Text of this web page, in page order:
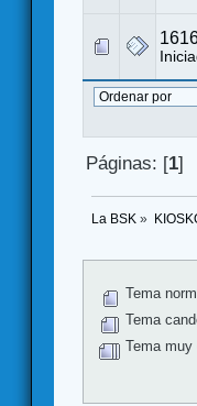
Páginas: [1]
La BSK »
Tema
Tema
Tema